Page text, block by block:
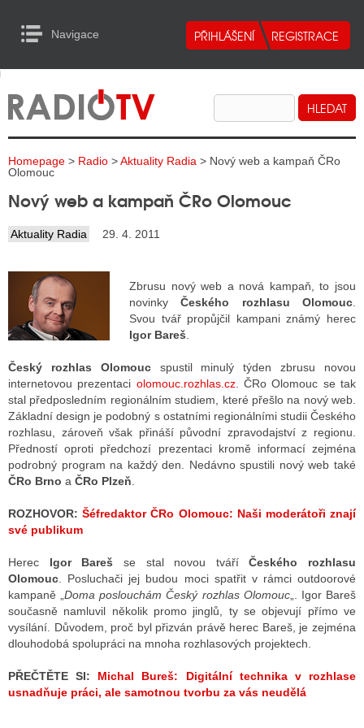
Navigace
RADIA
TELEVIZE
INTERNET
TISK
RÁDIÍ
TELEVIZE
TELEVIZÍ
VYSÍLAČE
INTERNET
RÁDIA
STRÁNKY RÁDIÍ
STRÁNKY TV
TISK
to Content
Homepage > Radio >Aktuality Radia > Nový web a kampaň ČRo
Olomouc
Nový web a kampaň ČRo Olomouc
Aktuality Radia 29. 4. 2011
Zbrusu nový web a nová kampaň, to jsou
novinky Českého rozhlasu Olomouc
Svou tvář propůjčil kampani známý herec
Igor Bareš
Český rozhlas Olomouc spustil minulý týden zbrusu novou
internetovou prezentaci olomouc.rozhlas.cz. ČRo Olomouc se tak
stal předposledním regionálním studiem, které přešlo na nový web.
Základní design je podobný s ostatními regionálními studii Českého
rozhlasu, zároveň však přináší původní zpravodajství z regionu.
Předností oproti předchozí prezentaci kromě informací zejména
podrobný program na každý den. Nedávno spustili nový web také
ČRo Brno a ČRo Plzeň
ROZHOVOR: Šéfredaktor ČRo Olomouc: Naši moderátoři znají
své publikum
Herec Igor Bareš se stal novou tváříČeského rozhlasu
Olomouc . Posluchači jej budou moci spatřit v rámci outdoorové
kampaně „Doma poslouchám Český rozhlas Olomouc„. Igor Bareš
současně namluvil několik promo jinglů, ty se objevují přímo ve
vysílání. Důvodem, proč byl přizván právě herec Bareš, je zejména
dlouhodobá spolupráci na mnoha rozhlasových projektech.
PŘEČTĚTE SI: Michal Bureš: Digitální technika v rozhlase
usnadňuje práci, ale samotnou tvorbu za vás neudělá